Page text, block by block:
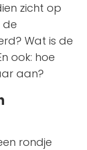
zicht op
de
Wat is de
ook: hoe
aan?
rondje